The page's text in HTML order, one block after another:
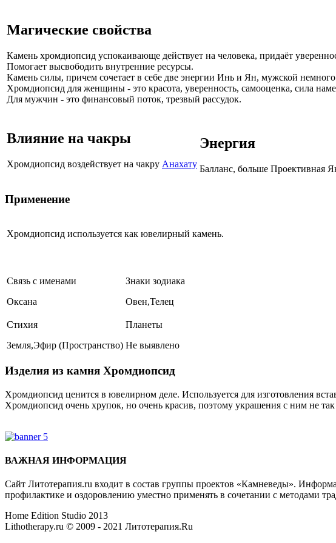
Магические свойства
Камень хромдиопсид успокаивающе действует на человека, придаёт
Помогает высвободить внутренние ресурсы.
Камень силы, причем сочетает в себе две энергии Инь и Ян, мужской
Хромдиопсид для женщины - это красота, уверенность, самооценка, сила
Для мужчин - это финансовый поток, трезвый рассудок.
Влияние на чакры
Хромдиопсид воздействует на чакру Анахату
Энергия
Балланс, больше Проективная
Применение
Хромдиопсид используется как ювелирный камень.
Связь с именами
Оксана
Знаки зодиака
Овен,Телец
Стихия
Земля,Эфир (Пространство)
Планеты
Не выявлено
Изделия из камня Хромдиопсид
Хромдиопсид ценится в ювелирном деле. Используется для изготовления
Хромдиопсид очень хрупок, но очень красив, поэтому украшения с ним не
ВАЖНАЯ ИНФОРМАЦИЯ
Сайт Литотерапия.ru входит в состав группы проектов «Камневеды».
профилактике и оздоровлению уместно применять в сочетании с методами
Home Edition Studio 2013
Lithotherapy.ru © 2009 - 2021 Литотерапия.Ru